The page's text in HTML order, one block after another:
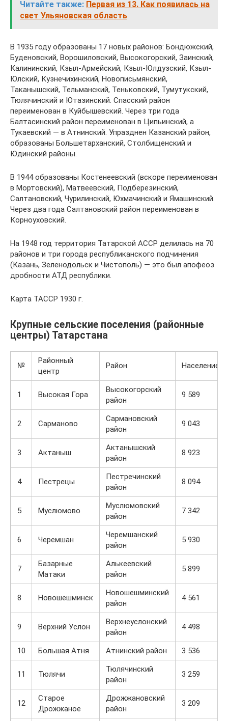
Читайте также: Первая из 13. Как появилась на
свет Ульяновская область
В 1935 году образованы 17 новых районов: Бондюжский,
Буденовский, Ворошиловский, Высокогорский, Заинский,
Калининский, Кзыл-Армейский, Кзыл-Юлдузский, Кзыл-
Юлский, Кузнечихинский, Новописьмянский,
Таканышский, Тельманский, Теньковский, Тумутукский,
Тюлячинский и Ютазинский. Спасский район
переименован в Куйбышевский. Через три года
Балтасинский район переименован в Ципьинский, а
Тукаевский — в Атнинский. Упразднен Казанский район,
образованы Большетарханский, Столбищенский и
Юдинский районы.
В 1944 образованы Костенеевский (вскоре переименован
в Мортовский), Матвеевский, Подберезинский,
Салтановский, Чурилинский, Юхмачинский и Ямашинский.
Через два года Салтановский район переименован в
Корноуховский.
На 1948 год территория Татарской АССР делилась на 70
районов и три города республиканского подчинения
(Казань, Зеленодольск и Чистополь) — это был апофеоз
дробности АТД республики.
Карта ТАССР 1930 г.
Крупные сельские поселения (районные
центры) Татарстана
№
Районный
центр
Район Население
1 Высокая Гора
Высокогорский
район
9 589
2 Сарманово
Сармановский
район
9 043
3 Актаныш
Актанышский
район
8 923
4 Пестрецы
Пестречинский
район
8 094
5 Муслюмово
Муслюмовский
район
7 342
6 Черемшан
Черемшанский
район
5 930
7
Базарные
Матаки
Алькеевский
район
5 899
8 Новошешминск
Новошешминский
район
4 561
9 Верхний Услон
Верхнеуслонский
район
4 498
10 Большая Атня Атнинский район 3 536
11 Тюлячи
Тюлячинский
район
3 259
12
Старое
Дрожжаное
Дрожжановский
район
3 209